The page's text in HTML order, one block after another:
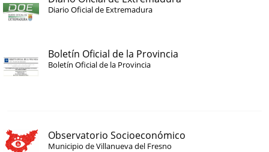
Diario Oficial de Extremadura
Boletín Oficial de la Provincia
Boletín Oficial de la Provincia
Observatorio Socioeconómico
Municipio de Villanueva del Fresno